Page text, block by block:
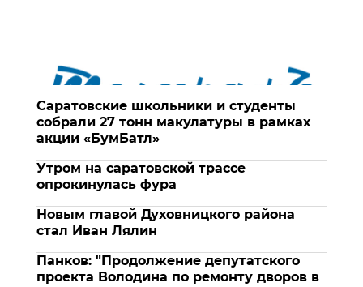
Саратовские школьники и студенты
собрали 27 тонн макулатуры в рамках
акции «БумБатл»
Утром на саратовской трассе
опрокинулась фура
Новым главой Духовницкого района
стал Иван Лялин
Панков: "Продолжение депутатского
проекта Володина по ремонту дворов в